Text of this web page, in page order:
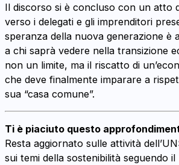
Il discorso si è concluso con un atto
verso i delegati e gli imprenditori
speranza della nuova generazione è
a chi saprà vedere nella transizione
non un limite, ma il riscatto di
che deve finalmente imparare a
sua “casa comune”.
Ti è piaciuto questo
Resta aggiornato sulle attività
sui temi della sostenibilità seguendo